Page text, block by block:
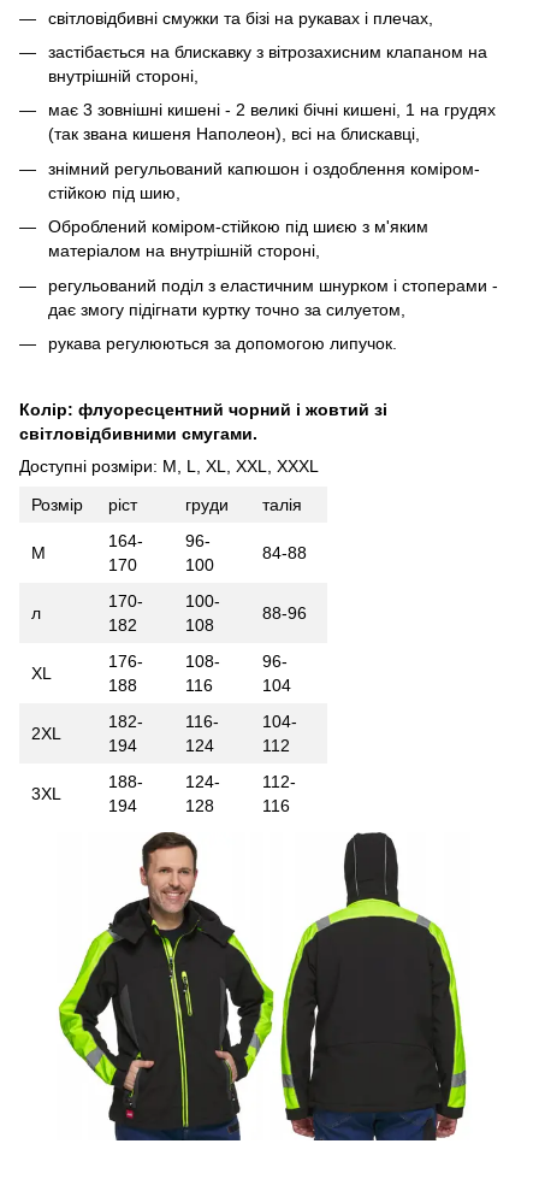
світловідбивні смужки та бізі на рукавах і плечах,
застібається на блискавку з вітрозахисним клапаном на
внутрішній стороні,
має 3 зовнішні кишені - 2 великі бічні кишені, 1 на грудях
(так звана кишеня Наполеон), всі на блискавці,
знімний регульований капюшон і оздоблення коміром-
стійкою під шию,
Оброблений коміром-стійкою під шиєю з м'яким
матеріалом на внутрішній стороні,
регульований поділ з еластичним шнурком і стоперами -
дає змогу підігнати куртку точно за силуетом,
рукава регулюються за допомогою липучок.
Колір: флуоресцентний чорний і жовтий зі
світловідбивними смугами.
Доступні розміри: M, L, XL, XXL, XXXL
Розмір
ріст груди талія
М
164-
170
96-
100
84-88
л
170-
182
100-
108
88-96
XL
176-
188
108-
116
96-
104
2XL
182-
194
116-
124
104-
112
3XL
188-
194
124-
128
112-
116